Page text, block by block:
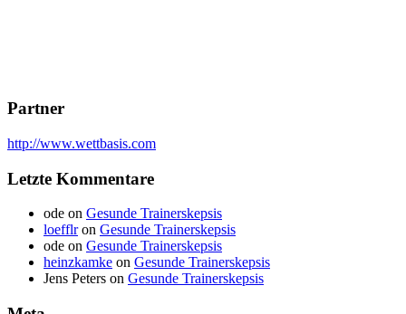
Partner
http://www.wettbasis.com
Letzte Kommentare
ode on Gesunde Trainerskepsis
loefflron Gesunde Trainerskepsis
ode on Gesunde Trainerskepsis
heinzkamke on Gesunde Trainerskepsis
Jens Peters on Gesunde Trainerskepsis